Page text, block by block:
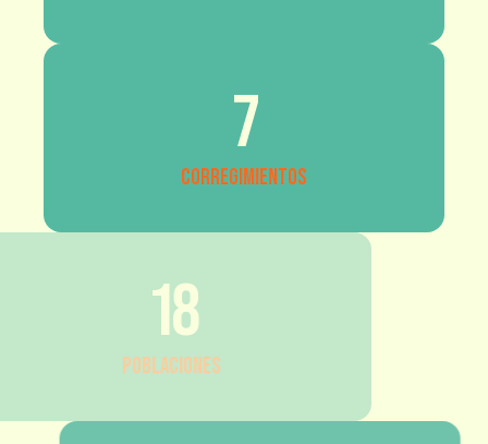
7
Corregimientos
Poblaciones